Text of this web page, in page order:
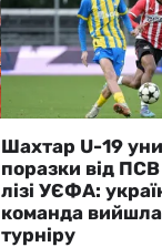
Шахтар U-19
поразки від
лізі УЄФА:
команда
турніру